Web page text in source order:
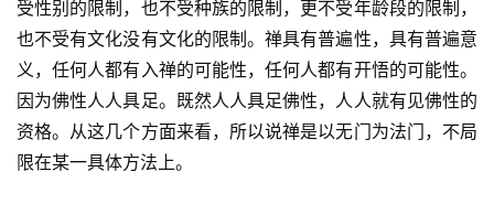
受性别的限制，也不受种族的限制，更不受年龄段的限制，
也不受有文化没有文化的限制。禅具有普遍性，具有普遍意
义，任何人都有入禅的可能性，任何人都有开悟的可能性。
因为佛性人人具足。既然人人具足佛性，人人就有见佛性的
资格。从这几个方面来看，所以说禅是以无门为法门，不局
限在某一具体方法上。